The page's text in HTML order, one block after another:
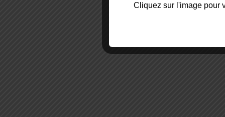
Cliquez sur l'image pour